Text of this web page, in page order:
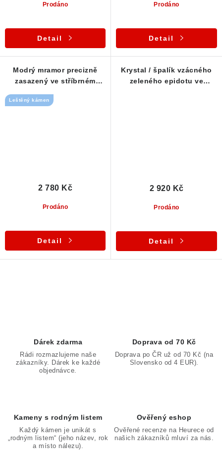
Prodáno
Detail
Prodáno
Detail
Modrý mramor precizně
zasazený ve stříbrném
Leštěný kámen
Prodáno
2 780 Kč
Detail
Krystal / špalík vzácného
zeleného epidotu ve
Prodáno
2 920 Kč
Detail
y
Dárek zdarma
Rádi rozmazlujeme naše
zákazníky. Dárek ke každé
objednávce.
Doprava od 70 Kč
Doprava po ČR už od 70 Kč (na
Slovensko od 4 EUR).
Kameny s rodným listem
Každý kámen je unikát s
„rodným listem“ (jeho název, rok
a místo nálezu).
Ověřený eshop
Ověřené recenze na Heurece od
našich zákazníků mluví za nás.